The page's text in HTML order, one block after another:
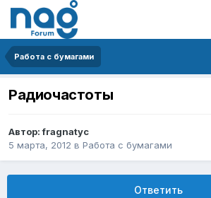
Работа с бумагами
Радиочастоты
Автор:fragnatyc
5 марта, 2012 в Работа с бумагами
Ответить